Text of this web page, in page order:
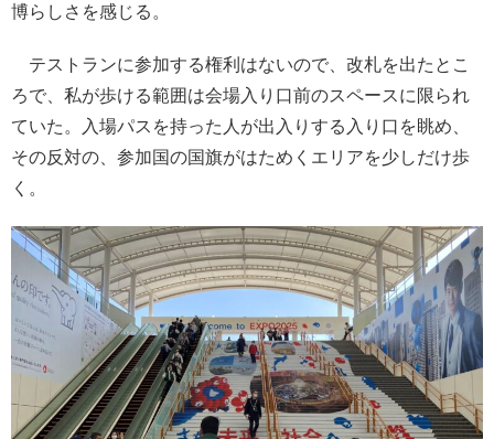
博らしさを感じる。
テストランに参加する権利はないので、改札を出たとこ
ろで、私が歩ける範囲は会場入り口前のスペースに限られ
ていた。入場パスを持った人が出入りする入り口を眺め、
その反対の、参加国の国旗がはためくエリアを少しだけ歩
く。